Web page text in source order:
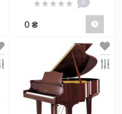
Предзаказ
0
0 ₴